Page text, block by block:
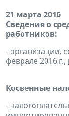
21 марта 2016
Сведения о
работников:
- организации,
феврале 2016 г.,
Косвенные
-